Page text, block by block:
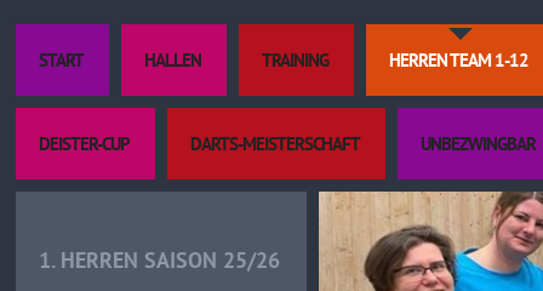
START HALLEN TRAINING HERREN TEAM 1-12
DEISTER-CUP DARTS-MEISTERSCHAFT UNBEZWINGBAR
1. HERREN SAISON 25/26